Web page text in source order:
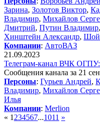
Зарина, Золотов Виктор,
Владимир, Михайлов
Дмитрий, Путин Владимир,
Хинштейн Александр,
Компании: АвтоВАЗ
21.09.2023
Телеграм-канал ВЧК ОГПУ:
Сообщения канала за 21
Персоны: Гурьев Андрей,
Владимир, Михайлов
Илья
Компании: Merlion
« 1 234567...1011 »